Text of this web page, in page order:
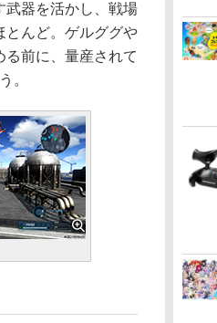
武器を活かし、戦場
とんど。ゲルググや
る前に、量産されて
。